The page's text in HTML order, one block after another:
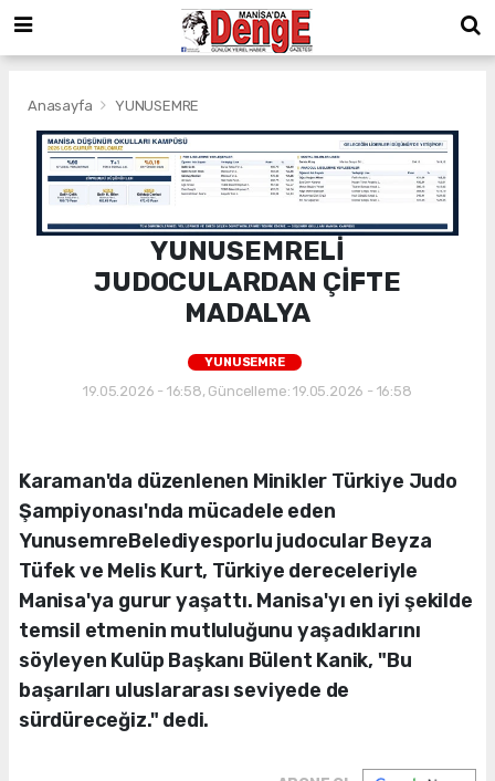
Anasayfa YUNUSEMRE
YUNUSEMRELİ
JUDOCULARDAN ÇİFTE
MADALYA
YUNUSEMRE
19.05.2026 - 16:58, Güncelleme: 19.05.2026 - 16:58
Karaman'da düzenlenen Minikler Türkiye Judo
Şampiyonası'nda mücadele eden
YunusemreBelediyesporlu judocular Beyza
Tüfek ve Melis Kurt, Türkiye dereceleriyle
Manisa'ya gurur yaşattı. Manisa'yı en iyi şekilde
temsil etmenin mutluluğunu yaşadıklarını
söyleyen Kulüp Başkanı Bülent Kanik, "Bu
başarıları uluslararası seviyede de
sürdüreceğiz." dedi.